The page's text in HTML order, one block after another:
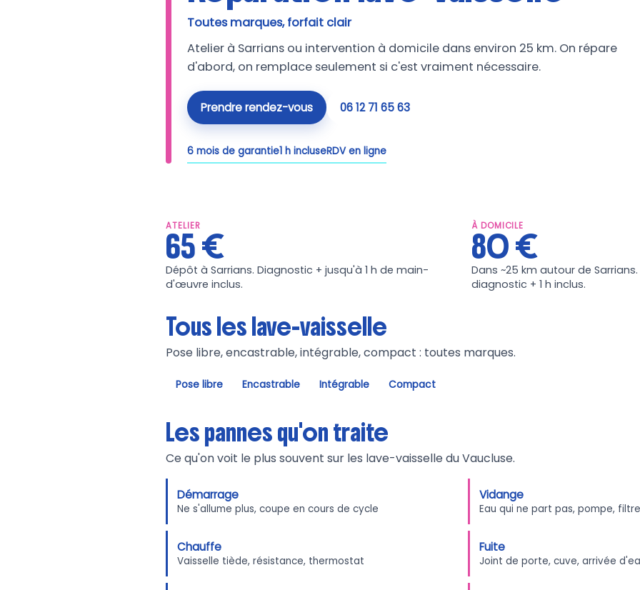
Toutes marques, forfait clair
Atelier à Sarrians ou intervention à domicile dans environ 25 km. On répare
d'abord, on remplace seulement si c'est vraiment nécessaire.
Prendre rendez-vous 06 12 71 65 63
6 mois de garantie1 h incluseRDV en ligne
ATELIER
65 €
Dépôt à Sarrians. Diagnostic + jusqu'à 1 h de main-
d'œuvre inclus.
À DOMICILE
80 €
Dans ~25 km autour de
diagnostic + 1 h inclus.
Tous les lave-vaisselle
Pose libre, encastrable, intégrable, compact : toutes marques.
Pose libre Encastrable Intégrable Compact
Les pannes qu'on traite
Ce qu'on voit le plus souvent sur les lave-vaisselle du Vaucluse.
Démarrage
Ne s'allume plus, coupe en cours de cycle
Vidange
Eau qui ne part pas, pompe, filtre
Chauffe
Vaisselle tiède, résistance, thermostat
Fuite
Joint de porte, cuve, arrivée